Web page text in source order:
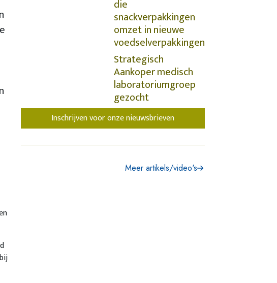
die
snackverpakkingen
omzet in nieuwe
voedselverpakkingen
Strategisch
Aankoper medisch
laboratoriumgroep
gezocht
Inschrijven voor onze nieuwsbrieven
Meer artikels/video's